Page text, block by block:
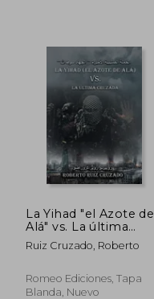
45%
dcto.
La Yihad "el Azote de
Alá" vs. La última
Cruzada
Ruiz Cruzado, Roberto
Romeo Ediciones, Tapa
Blanda, Nuevo